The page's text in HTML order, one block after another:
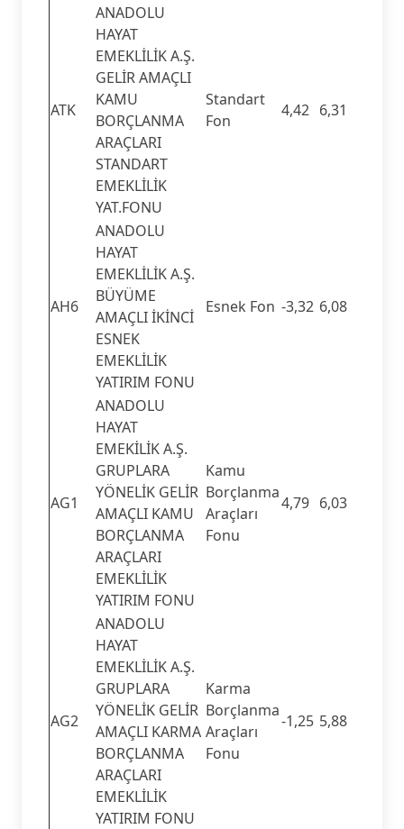
ATK
ANADOLU
HAYAT
EMEKLİLİK A.Ş.
GELİR AMAÇLI
KAMU
BORÇLANMA
ARAÇLARI
STANDART
EMEKLİLİK
YAT.FONU
Standart
Fon
4,42 6,31
AH6
ANADOLU
HAYAT
EMEKLİLİK A.Ş.
BÜYÜME
AMAÇLI İKİNCİ
ESNEK
EMEKLİLİK
YATIRIM FONU
Esnek Fon -3,32 6,08
AG1
ANADOLU
HAYAT
EMEKİLİK A.Ş.
GRUPLARA
YÖNELİK GELİR
AMAÇLI KAMU
BORÇLANMA
ARAÇLARI
EMEKLİLİK
YATIRIM FONU
Kamu
Borçlanma
Araçları
Fonu
4,79 6,03
AG2
ANADOLU
HAYAT
EMEKLİLİK A.Ş.
GRUPLARA
YÖNELİK GELİR
AMAÇLI KARMA
BORÇLANMA
ARAÇLARI
EMEKLİLİK
YATIRIM FONU
Karma
Borçlanma
Araçları
Fonu
-1,25 5,88